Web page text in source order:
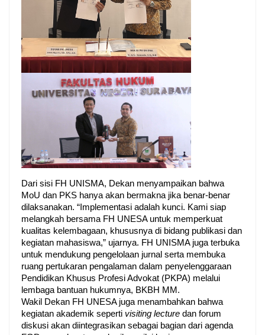
Dari sisi FH UNISMA, Dekan menyampaikan bahwa
MoU dan PKS hanya akan bermakna jika benar-benar
dilaksanakan. “Implementasi adalah kunci. Kami siap
melangkah bersama FH UNESA untuk memperkuat
kualitas kelembagaan, khususnya di bidang publikasi dan
kegiatan mahasiswa,” ujarnya. FH UNISMA juga terbuka
untuk mendukung pengelolaan jurnal serta membuka
ruang pertukaran pengalaman dalam penyelenggaraan
Pendidikan Khusus Profesi Advokat (PKPA) melalui
Wakil Dekan FH UNESA juga menambahkan bahwa
kegiatan akademik seperti visiting lecture dan forum
diskusi akan diintegrasikan sebagai bagian dari agenda